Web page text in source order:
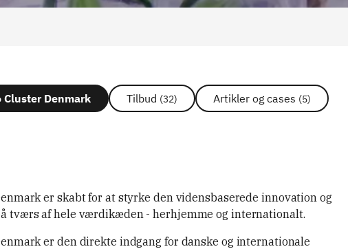
Cluster Denmark Tilbud (32) Artikler og cases (5)
er skabt for at styrke den vidensbaserede innovation og
tværs af hele værdikæden - herhjemme og internationalt.
er den direkte indgang for danske og internationale